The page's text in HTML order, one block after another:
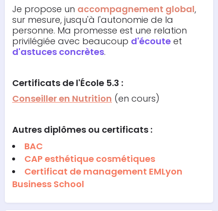
Je propose un accompagnement global,
sur mesure, jusqu'à l'autonomie de la
personne. Ma promesse est une relation
privilégiée avec beaucoup d'écoute et
d'astuces concrètes.
Certificats de l'École 5.3 :
Conseiller en Nutrition (en cours)
Autres diplômes ou certificats :
BAC
CAP esthétique cosmétiques
Certificat de management EMLyon
Business School